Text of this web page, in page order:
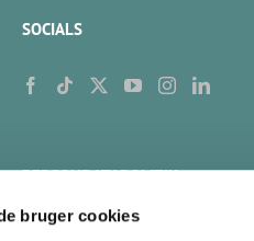
bruger cookies
SOCIALS
PERSONDATAPOLITIK
Hvad gør vi med dine data?